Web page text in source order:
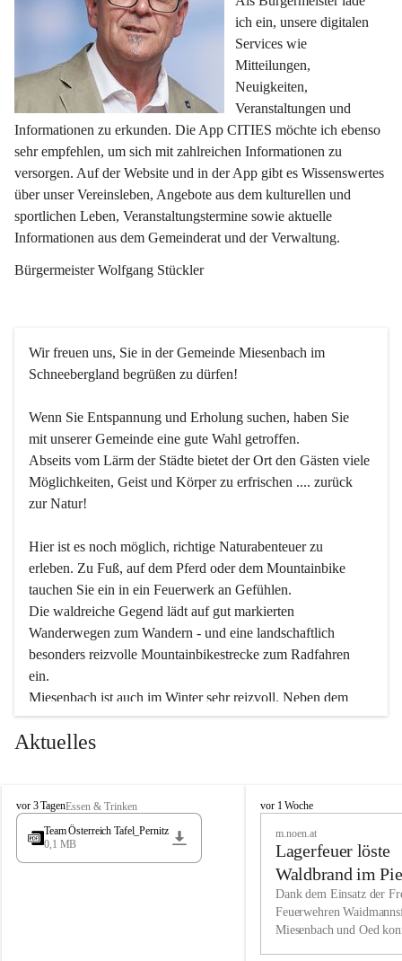
ich ein, unsere digitalen
Services wie
Mitteilungen,
Neuigkeiten,
Veranstaltungen und
Informationen zu erkunden. Die App CITIES möchte ich ebenso
sehr empfehlen, um sich mit zahlreichen Informationen zu
versorgen. Auf der Website und in der App gibt es Wissenswertes
über unser Vereinsleben, Angebote aus dem kulturellen und
sportlichen Leben, Veranstaltungstermine sowie aktuelle
Informationen aus dem Gemeinderat und der Verwaltung.
Bürgermeister Wolfgang Stückler
Wir freuen uns, Sie in der Gemeinde Miesenbach im
Schneebergland begrüßen zu dürfen!
Wenn Sie Entspannung und Erholung suchen, haben Sie
mit unserer Gemeinde eine gute Wahl getroffen.
Abseits vom Lärm der Städte bietet der Ort den Gästen viele
Möglichkeiten, Geist und Körper zu erfrischen .... zurück
zur Natur!
Hier ist es noch möglich, richtige Naturabenteuer zu
erleben. Zu Fuß, auf dem Pferd oder dem Mountainbike
tauchen Sie ein in ein Feuerwerk an Gefühlen.
Die waldreiche Gegend lädt auf gut markierten
Wanderwegen zum Wandern - und eine landschaftlich
besonders reizvolle Mountainbikestrecke zum Radfahren
ein.
Miesenbach ist auch im Winter sehr reizvoll. Neben dem
Eisstockschießen gibt es auf dem nahe gelegenen Unterberg
wunderschöne Naturschneepisten, die zum Schifahren oder
vielfältige Angebot unserer Kulturvereine.
Überzeugen Sie sich selbst, dass Sie in Miesenbach sowie
in den Beherbergungsbetrieben, Gaststätten und urigen
Wir kennen Miesenbach als lebens- und liebenswerten Ort.
Tradition und Innovation werden ebenso groß geschrieben
Aktuelles
M
i
s
vor 3 TagenEssen & Trinken
Team Österreich Tafel_Pernitz
0,1 MB
M
h
vor 1 Woche
m.noen.at
Lagerfeuer löste
Waldbrand im
aus
Dank dem Einsatz der
Feuerwehren
Miesenbach und Oed